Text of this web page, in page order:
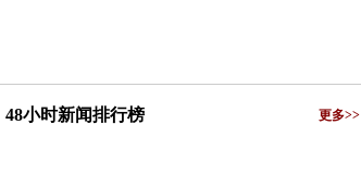
48小时新闻排行榜 更多>>